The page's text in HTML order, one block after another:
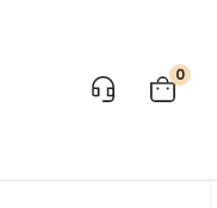
0